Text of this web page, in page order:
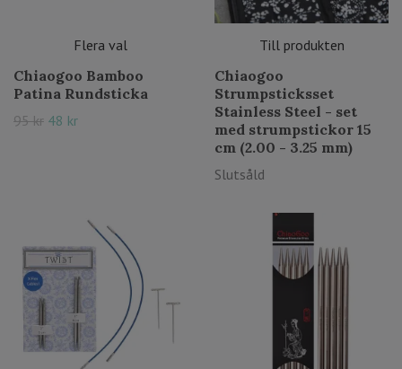
Flera val
Chiaogoo Bamboo
Patina Rundsticka
95 kr 48 kr
Till produkten
Chiaogoo
Strumpsticksset
Stainless Steel - set
med strumpstickor 15
cm (2.00 - 3.25 mm)
Slutsåld